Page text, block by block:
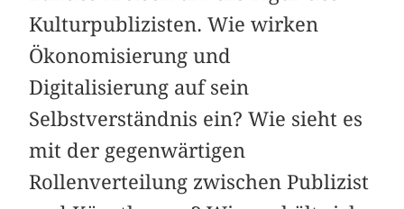
Kulturpublizisten. Wie wirken
Ökonomisierung und
Digitalisierung auf sein
Selbstverständnis ein? Wie sieht es
mit der gegenwärtigen
Rollenverteilung zwischen Publizist